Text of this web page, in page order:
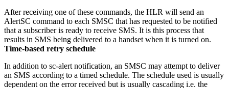
After receiving one of these commands, the HLR will send an
AlertSC command to each SMSC that has requested to be notified
that a subscriber is ready to receive SMS. It is this process that
results in SMS being delivered to a handset when it is turned on.
Time-based retry schedule
In addition to sc-alert notification, an SMSC may attempt to deliver
an SMS according to a timed schedule. The schedule used is usually
dependent on the error received but is usually cascading i.e. the